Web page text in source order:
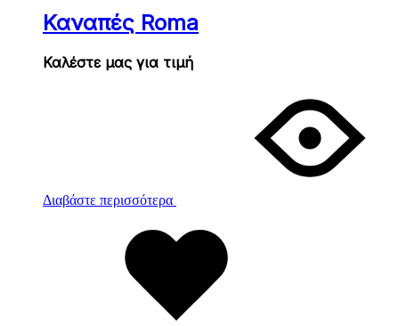
Καναπές Roma
Καλέστε μας για τιμή
Διαβάστε περισσότερα